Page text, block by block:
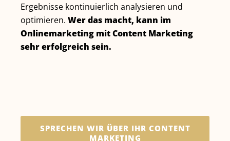
Ergebnisse kontinuierlich analysieren und
optimieren. Wer das macht, kann im
Onlinemarketing mit Content Marketing
sehr erfolgreich sein.
SPRECHEN WIR ÜBER IHR CONTENT
MARKETING